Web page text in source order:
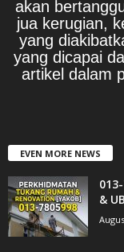
akan
jua kerugian,
yang
yang dicapai
artikel dalam
EVEN MORE NEWS
&